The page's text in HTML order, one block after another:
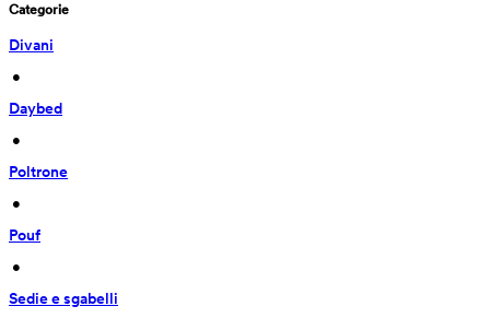
Categorie
Divani
•
Daybed
•
Poltrone
•
Pouf
•
Sedie e sgabelli